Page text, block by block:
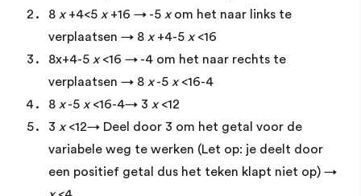
8 x+4<5 x+16 → -5 xom het naar links te
verplaatsen → 8 x+4-5 x<16
8x+4-5 x<16 → -4 om het naar rechts te
verplaatsen → 8 x-5 x<16-4
8 x-5 x<16-4→ 3 x<12
3 x<12→ Deel door 3 om het getal voor de
variabele weg te werken (Let op: je deelt door
een positief getal dus het teken klapt niet op) →